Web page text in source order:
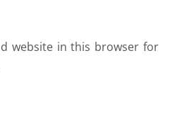
website in this browser for